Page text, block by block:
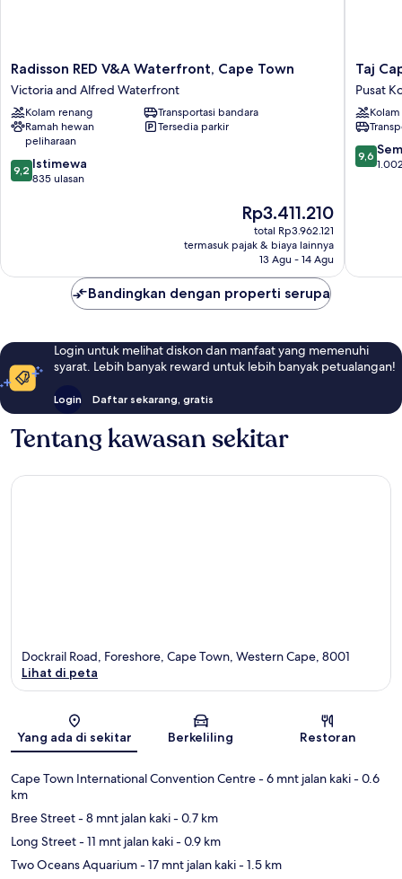
Radisson
RED
V&A
Waterfront,
Cape
Town
Victoria
and
Radisson RED V&A Waterfront, Cape Town
Victoria and Alfred Waterfront
Kolam renang
Transportasi bandara
Ramah hewan
peliharaan
Tersedia parkir
9.2
dari
9,2 Istimewa
835 ulasan
Harga
sekarang
Rp3.411.210
Rp3.411.210
total Rp3.962.121
termasuk pajak & biaya lainnya
13 Agu - 14 Agu
Taj
Cape
Town
Pusat
Kota
Cape
Town
Taj
Pusat
9.6
dari
9,6
Bandingkan dengan properti serupa
Login untuk melihat diskon dan manfaat yang memenuhi
syarat. Lebih banyak reward untuk lebih banyak petualangan!
Login Daftar sekarang, gratis
Tentang kawasan sekitar
Peta
Dockrail Road, Foreshore, Cape Town, Western Cape, 8001
Lihat di peta
Yang ada di sekitar Berkeliling Restoran
Cape Town International Convention Centre- 6 mnt jalan kaki- 0.6
km
Bree Street- 8 mnt jalan kaki- 0.7 km
Long Street- 11 mnt jalan kaki- 0.9 km
Two Oceans Aquarium- 17 mnt jalan kaki- 1.5 km